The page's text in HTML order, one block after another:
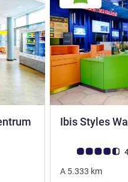
1 stellaIbis Styles
Giudizio clienti
A 5.333 km